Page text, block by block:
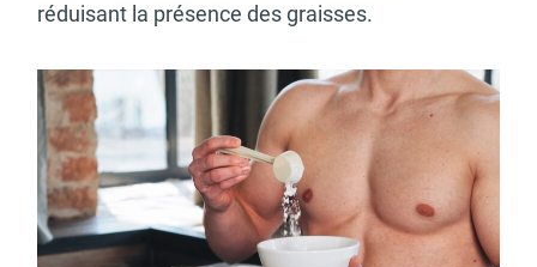
réduisant la présence des graisses.